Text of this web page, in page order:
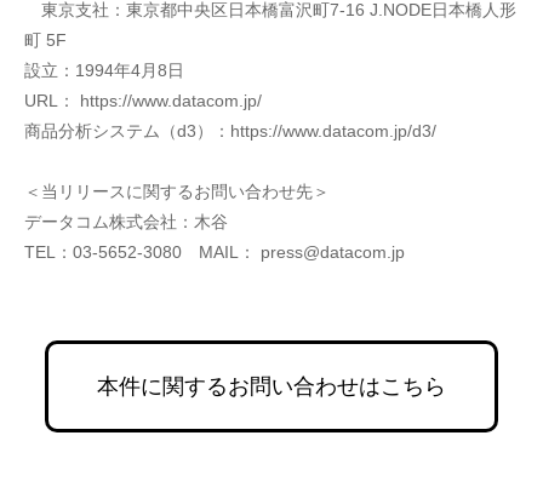
東京支社：東京都中央区日本橋富沢町7-16 J.NODE日本橋人形
町 5F
設立：1994年4月8日
URL： https://www.datacom.jp/
商品分析システム（d3）：https://www.datacom.jp/d3/
＜当リリースに関するお問い合わせ先＞
データコム株式会社：木谷
TEL：03-5652-3080　MAIL： press@datacom.jp
本件に関するお問い合わせはこちら